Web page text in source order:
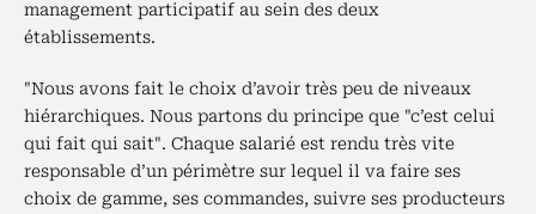
management participatif au sein des deux
établissements.
"Nous avons fait le choix d’avoir très peu de niveaux
hiérarchiques. Nous partons du principe que "c’est celui
qui fait qui sait". Chaque salarié est rendu très vite
responsable d’un périmètre sur lequel il va faire ses
choix de gamme, ses commandes, suivre ses producteurs